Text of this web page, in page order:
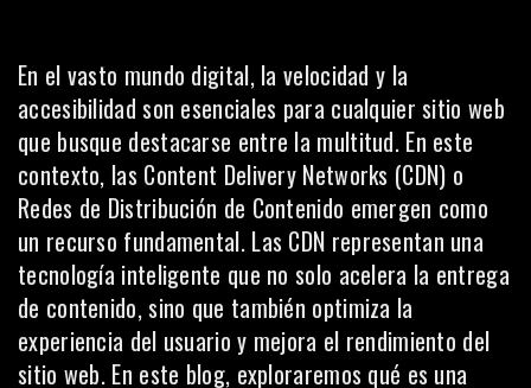
En el vasto mundo digital, lavelocidad y la
accesibilidad son esenciales para cualquier sitio web
que busque destacarse entre la multitud. En este
contexto, las Content Delivery Networks (CDN) o
Redes de Distribución de Contenido emergen como
un recurso fundamental. Las CDN representan una
tecnología inteligente que no solo acelera la entrega
de contenido, sino que también optimiza la
experiencia del usuario y mejora el rendimiento del
sitio web. En este blog, exploraremos qué es una